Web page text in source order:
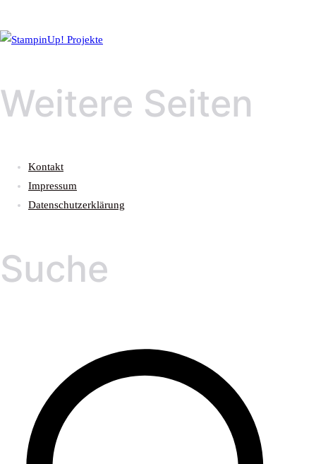
Weitere Seiten
Kontakt
Impressum
Datenschutzerklärung
Suche